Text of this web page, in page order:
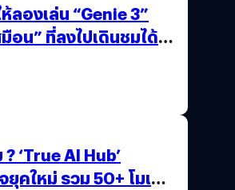
ลองเล่น “Genie 3”
อน” ที่ลงไปเดินชมได้
‘True AI Hub’
คใหม่ รวม 50+ โมเดล